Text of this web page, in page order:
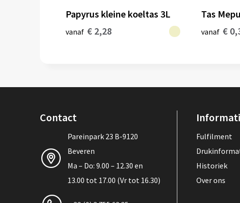
Papyrus kleine koeltas 3L
vanaf € 2,28
Tas
vanaf €
Contact
Pareinpark 23 B-9120
Beveren
Ma – Do: 9.00 – 12.30 en
13.00 tot 17.00 (Vr tot 16.30)
Fulfilment
Historiek
Over ons